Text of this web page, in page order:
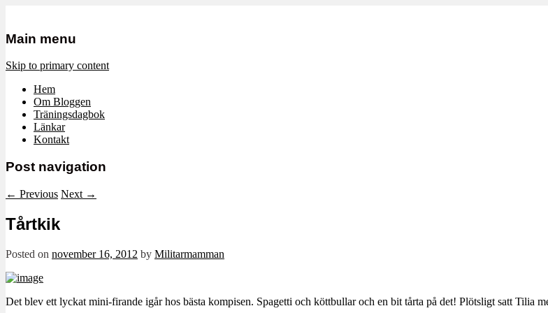
Militärmamman
Mamma, militär och märkbart obekväm
Main menu
Skip to primary content
Hem
Om Bloggen
Träningsdagbok
Länkar
Kontakt
Post navigation
← Previous Next →
Tårtkik
Posted on november 16, 2012 by Militarmamman
Det blev ett lyckat mini-firande igår hos bästa kompisen. Spagetti och köttbullar och en bit tårta på det! Plötsligt satt Tilia